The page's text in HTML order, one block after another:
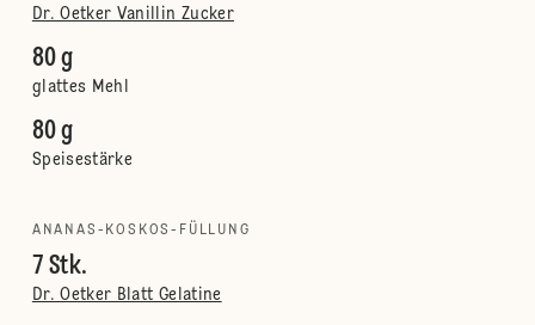
Dr. Oetker Vanillin Zucker
80 g
glattes Mehl
80 g
Speisestärke
ANANAS-KOSKOS-FÜLLUNG
7 Stk.
Dr. Oetker Blatt Gelatine